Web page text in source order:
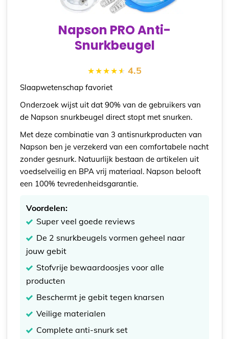
Napson PRO Anti-
Snurkbeugel
4.5
Slaapwetenschapfavoriet
Onderzoek wijst uit dat 90% van de gebruikers van
de Napson snurkbeugel direct stopt met snurken.
Met deze combinatie van 3 antisnurkproducten van
Napson ben je verzekerd van een comfortabele nacht
zonder gesnurk. Natuurlijk bestaan de artikelen uit
voedselveilig en BPA vrij materiaal. Napson belooft
een 100% tevredenheidsgarantie.
Voordelen:
Super veel goede reviews
De 2 snurkbeugels vormen geheel naar
jouw gebit
Stofvrije bewaardoosjes voor alle
producten
Beschermt je gebit tegen knarsen
Veilige materialen
Complete anti-snurk set